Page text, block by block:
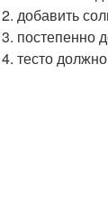
2. добавить
3. постепенно
4. тесто